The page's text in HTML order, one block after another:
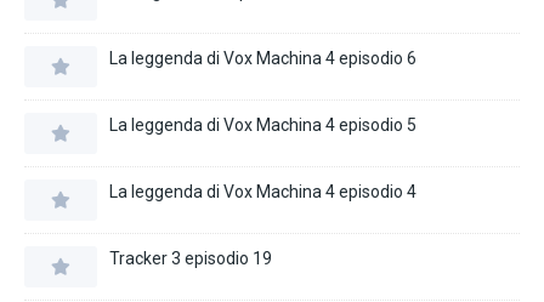
La leggenda di Vox Machina 4 episodio 6
La leggenda di Vox Machina 4 episodio 5
La leggenda di Vox Machina 4 episodio 4
Tracker 3 episodio 19